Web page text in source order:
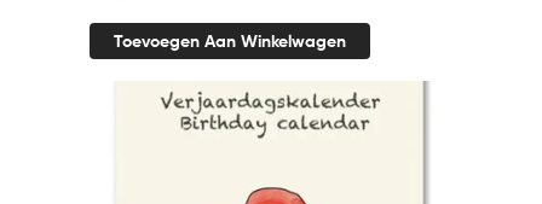
Toevoegen Aan Winkelwagen